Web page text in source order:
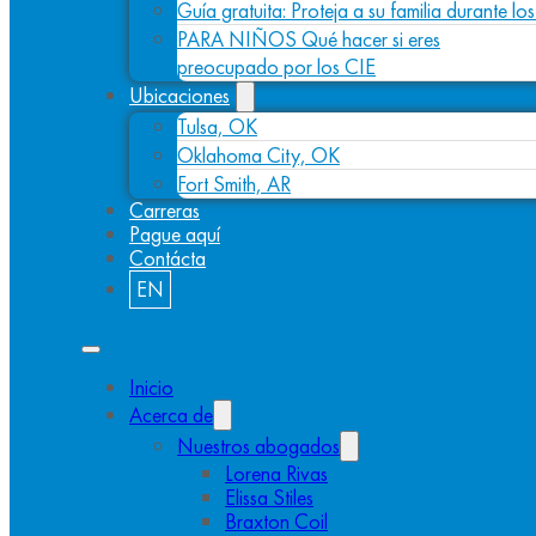
Guía gratuita: Proteja a su familia durante
PARA NIÑOS Qué hacer si eres
preocupado por los CIE
Ubicaciones
Tulsa, OK
Oklahoma City, OK
Fort Smith, AR
Carreras
Pague aquí
Contácta
EN
Inicio
Acerca de
Nuestros abogados
Lorena Rivas
Elissa Stiles
Braxton Coil